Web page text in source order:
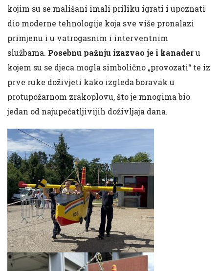
kojim su se mališani imali priliku igrati i upoznati
dio moderne tehnologije koja sve više pronalazi
primjenu i u vatrogasnim i interventnim
službama. Posebnu pažnju izazvao je i kanaderu
kojem su se djeca mogla simbolično „provozati“ te iz
prve ruke doživjeti kako izgleda boravak u
protupožarnom zrakoplovu, što je mnogima bio
jedan od najupečatljivijih doživljaja dana.